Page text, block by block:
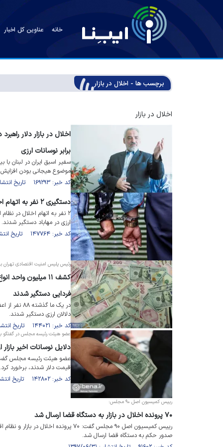
خانه عناوین کل اخبار
برچسب ها - اخلال در بازار
اخلال در بازار
اخلال در بازار دلار
برابر نوسانات ارزی
سفیر اسبق ایران در لبنان
موضوع هیجانی بودن افزایش
کد خبر: ۱۶۹۲۹۳ تاریخ انتشار : ۱۴۰۳/۰۹/۱۱
دستگیری ۲ نفر به اتهام اخلال در نظام ارزی کشور
ارزی در مهاباد دستگیر شدند.
کد خبر: ۱۴۷۷۶۴ تاریخ انتشار : ۱۴۰۱/۱۲/۱۸
رئیس پلیس امنیت اقتصادی تهران
فردایی دستگیر شدند
در یک ما
دلالان ارزی دستگیر شدند.
کد خبر: ۱۴۴۰۲۱ تاریخ انتشار : ۱۴۰۱/۰۹/۲۰
عضو هیئت رئیسه مجلس در گفتگو با
دلایل نوسانات اخیر
عضو هیئت رئیسه مجلس گفت:
قیمت دلار شدند، برخورد کرد.
کد خبر: ۱۴۲۸۰۲ تاریخ انتشار : ۱۴۰۱/۰۸/۱۹
رییس کمیسیون اصل ۹۰ مجلس:
۷۰ پرونده اخلال در بازار به دستگاه قضا ارسال شد
رییس کمیسیون اصل ۹۰ مجلس گفت: ۷۰
صدور حکم به دستگاه قضا ارسال شد.